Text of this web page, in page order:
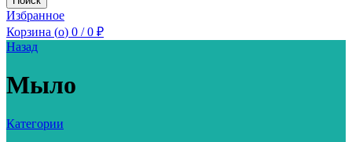
Избранное
Корзина (o) 0 / 0 ₽
Назад
Мыло
Категории